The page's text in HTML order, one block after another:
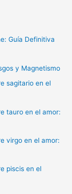
Guía Definitiva
y Magnetismo
sagitario en el
tauro en el amor:
virgo en el amor:
piscis en el